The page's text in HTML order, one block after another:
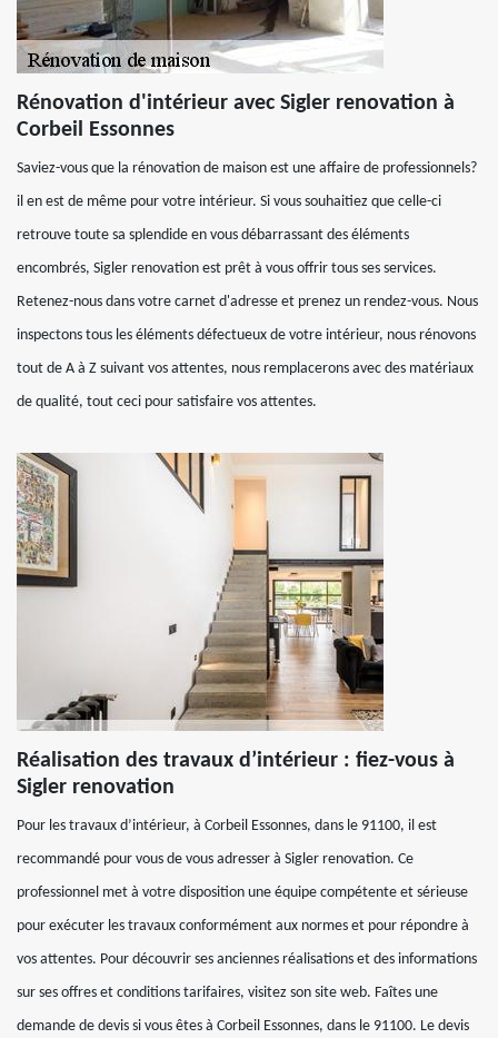
Rénovation d'intérieur avec Sigler renovation à
Corbeil Essonnes
Saviez-vous que la rénovation de maison est une affaire de professionnels?
il en est de même pour votre intérieur. Si vous souhaitiez que celle-ci
retrouve toute sa splendide en vous débarrassant des éléments
encombrés, Sigler renovation est prêt à vous offrir tous ses services.
Retenez-nous dans votre carnet d'adresse et prenez un rendez-vous. Nous
inspectons tous les éléments défectueux de votre intérieur, nous rénovons
tout de A à Z suivant vos attentes, nous remplacerons avec des matériaux
de qualité, tout ceci pour satisfaire vos attentes.
Réalisation des travaux d’intérieur : fiez-vous à
Sigler renovation
Pour les travaux d’intérieur, à Corbeil Essonnes, dans le 91100, il est
recommandé pour vous de vous adresser à Sigler renovation. Ce
professionnel met à votre disposition une équipe compétente et sérieuse
pour exécuter les travaux conformément aux normes et pour répondre à
vos attentes. Pour découvrir ses anciennes réalisations et des informations
sur ses offres et conditions tarifaires, visitez son site web. Faîtes une
demande de devis si vous êtes à Corbeil Essonnes, dans le 91100. Le devis